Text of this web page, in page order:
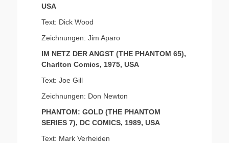
USA
Text: Dick Wood
Zeichnungen: Jim Aparo
IM NETZ DER ANGST (THE PHANTOM 65),
Charlton Comics, 1975, USA
Text: Joe Gill
Zeichnungen: Don Newton
PHANTOM: GOLD (THE PHANTOM
SERIES 7), DC COMICS, 1989, USA
Text: Mark Verheiden